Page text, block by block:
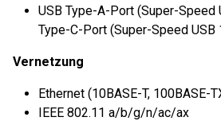
USB Type-A-Port (Super-Speed
Type-C-Port (Super-Speed USB
Vernetzung
Ethernet (10BASE-T, 100BASE-
IEEE 802.11 a/b/g/n/ac/ax